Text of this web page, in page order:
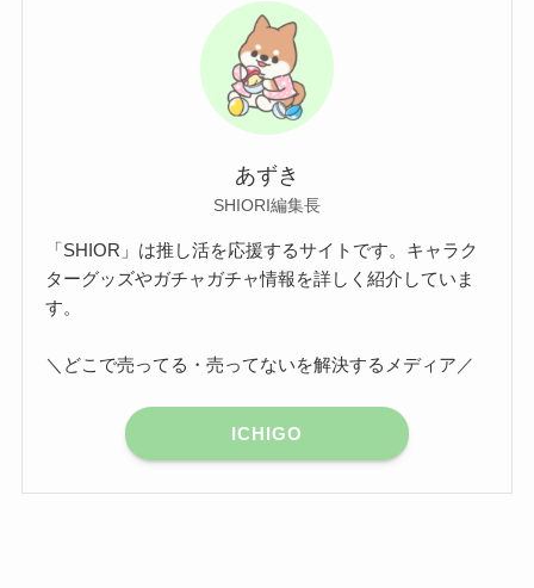
あずき
SHIORI編集長
「SHIOR」は推し活を応援するサイトです。キャラク
ターグッズやガチャガチャ情報を詳しく紹介していま
す。
＼どこで売ってる・売ってないを解決するメディア／
ICHIGO